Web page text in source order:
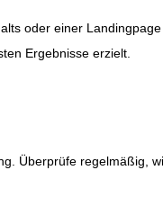
oder einer
Ergebnisse erzielt.
Überprüfe